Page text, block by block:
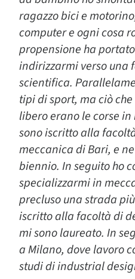
ragazzo bici e
computer e ogni cosa
propensione ha
indirizzarmi verso una
scientifica.
tipi di sport, ma ciò
libero erano le corse
sono iscritto alla
meccanica di Bari, e
biennio. In seguito ho
specializzarmi in
precluso una strada
iscritto alla facoltà di
mi sono laureato. In
a Milano, dove lavoro
studi di industrial